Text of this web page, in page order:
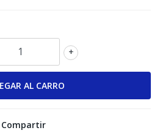
+
Compartir